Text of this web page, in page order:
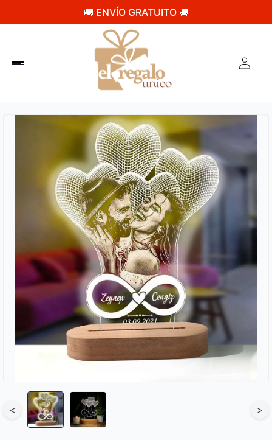
🚚 ENVÍO GRATUITO 🚚
< >